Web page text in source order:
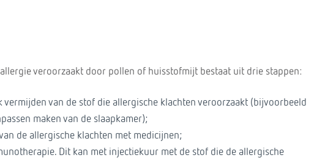
veroorzaakt door pollen of huisstofmijt bestaat uit drie stappen:
vermijden van de stof die allergische klachten veroorzaakt (bijvoorbeeld
maken van de slaapkamer);
de allergische klachten met medicijnen;
Dit kan met injectiekuur met de stof die de allergische